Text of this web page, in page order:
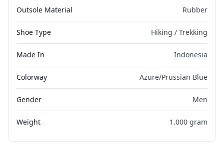
Outsole Material Rubber
Shoe Type Hiking / Trekking
Made In Indonesia
Colorway Azure/Prussian Blue
Gender Men
Weight 1.000 gram